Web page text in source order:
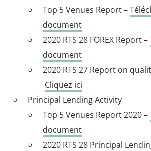
Top 5 Venues Report –
document
2020 RTS 28 FOREX Report –
document
2020 RTS 27 Report on
Cliquez ici
Principal Lending Activity
Top 5 Venues Report 2020 –
document
2020 RTS 28 Principal